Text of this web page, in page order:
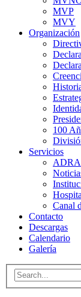
MVP
MVY
Organización
100
Servicios
ADRA
Canal
Contacto
Descargas
Calendario
Galería